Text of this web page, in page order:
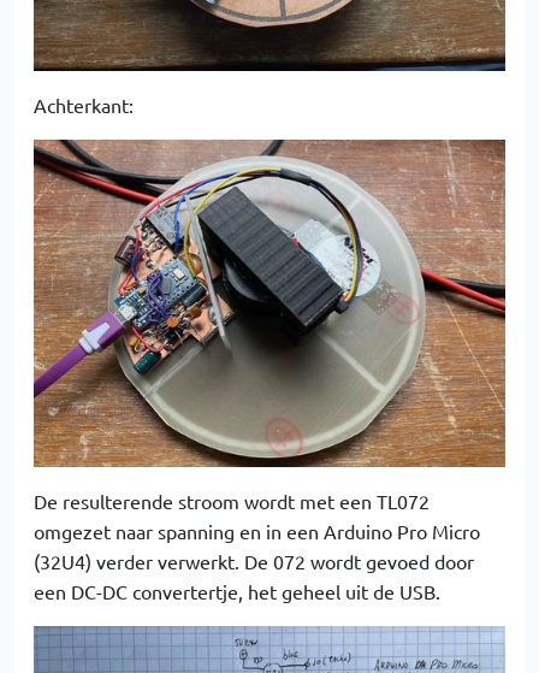
Achterkant:
De resulterende stroom wordt met een TL072
omgezet naar spanning en in een Arduino Pro Micro
(32U4) verder verwerkt. De 072 wordt gevoed door
een DC-DC convertertje, het geheel uit de USB.